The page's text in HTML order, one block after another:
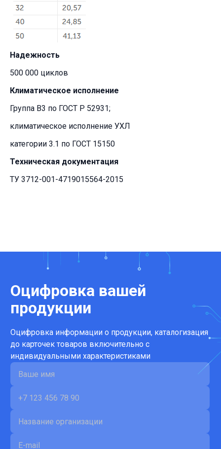
Надежность
500 000 циклов
Климатическое исполнение
Группа В3 по ГОСТ Р 52931;
климатическое исполнение УХЛ
категории 3.1 по ГОСТ 15150
Техническая документация
ТУ 3712-001-4719015564-2015
Оцифровка вашей
продукции
Оцифровка информации о продукции, каталогизация
до карточек товаров включительно с
индивидуальными характеристиками